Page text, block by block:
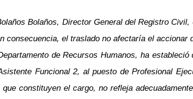
Bolaños, Director General del Registro
consecuencia, el traslado no afectaría el accionar
de Recursos Humanos, ha
Funcional 2, al puesto de Profesional
constituyen el cargo, no refleja